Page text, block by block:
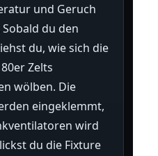
und Geruch
du den
du, wie sich die
Zelts
wölben. Die
eingeklemmt,
wird
du die Fixture